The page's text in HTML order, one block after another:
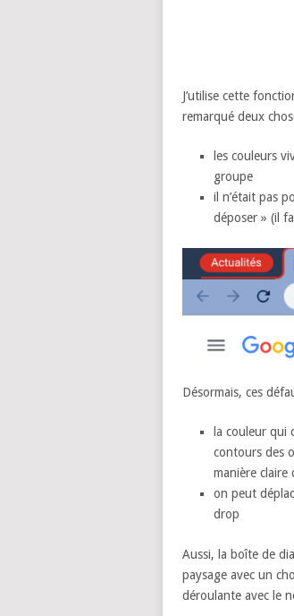
J’utilise cette
remarqué deux
les couleurs
groupe
il n’était pas
déposer » (il
Désormais, ces
la couleur qui
contours des
manière claire
on peut
drop
Aussi, la boîte de
paysage avec un
déroulante avec le